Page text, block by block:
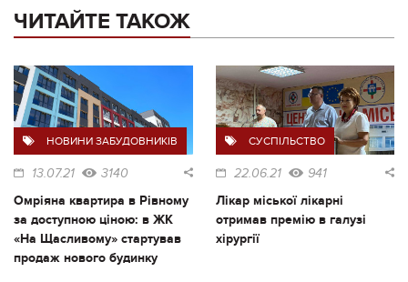
ЧИТАЙТЕ ТАКОЖ
НОВИНИ ЗАБУДОВНИКІВ
13.07.21 3140
Омріяна квартира в Рівному
за доступною ціною: в ЖК
«На Щасливому» стартував
продаж нового будинку
СУСПІЛЬСТВО
22.06.21 941
Лікар міської лікарні
отримав премію в галузі
хірургії